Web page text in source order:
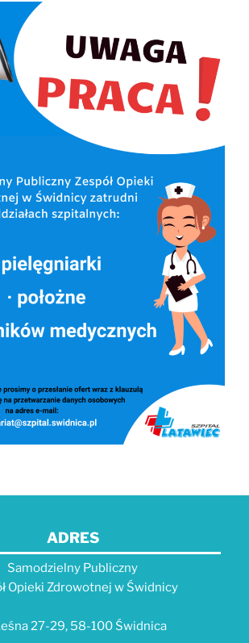
ADRES
Samodzielny Publiczny
Opieki Zdrowotnej w Świdnicy
27-29, 58-100 Świdnica